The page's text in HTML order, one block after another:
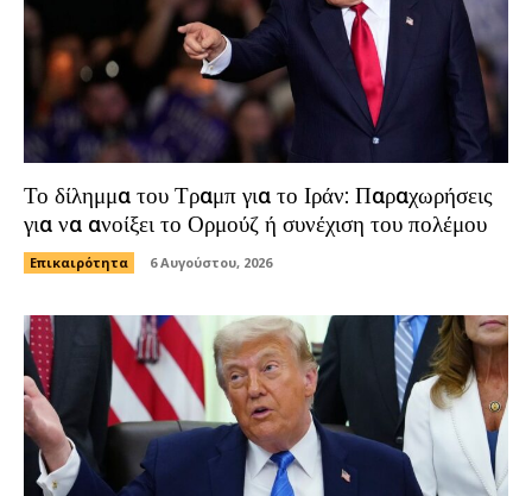
Το δίλημμα του Τραμπ για το Ιράν: Παραχωρήσεις
για να ανοίξει το Ορμούζ ή συνέχιση του πολέμου
Επικαιρότητα 6 Αυγούστου, 2026